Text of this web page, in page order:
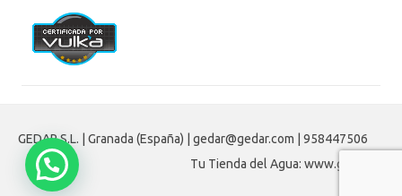
GEDAR S.L. | Granada (España) | gedar@gedar.com | 958447506
Tu Tienda del Agua: www.gedar.es